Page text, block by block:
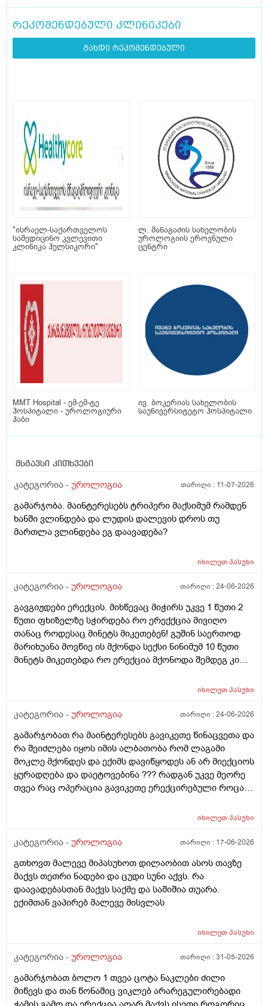
რეკომენდებული კლინიკები
გახდი რეკომენდებული
"ისრაელ-საქართველოს
სამედიცინო კვლევითი
კლინიკა ჰელსიკორი"
ლ. მანაგაძის სახელობის
უროლოგიის ეროვნული
ცენტრი
MMT Hospital - ემ-ემ-ტე
ჰოსპიტალი - უროლოგიური
ჰაბი
ივ. ბოკერიას სახელობის
საუნივერსიტეტო ჰოსპიტალი
მსგავსი კითხვები
კატეგორია - უროლოგია თარიღი : 11-07-2026
გამარჯობა. მაინტერესებს ტრიპერი მაქსიმუმ რამდენ
ხანში ვლინდება და ლუდის დალევის დროს თუ
მართლა ვლინდება ეგ დაავადება?
იხილეთპასუხი
კატეგორია - უროლოგია თარიღი :24-06-2026
გავგიჟდები ერექცის. მიხწევაც მიჭირს უკვე 1 წუთი 2
წუთი ფხიზელზე სჭირდება რო ერექქცია მივიღო
თანაც როდესაც მინეტს მიკეთებენ! გუშინ საერთოდ
მარიხუანა მოვწიე ის მქონდა სექსი ნინიმუმ 10 წუთი
მინეტს მიკეთებდა რო ერექცია მქონოდა შემდეგ კი
ერექცია მაგრამ გავგიჟდი დავისტრესე რავქნა
იხილეთპასუხი
კატეგორია - უროლოგია თარიღი :24-06-2026
გამარჯობათ რა მაინტერესებს გავიკეთე წინაცვეთა და
რა შეიძლება იყოს იმის ალბათობა რომ ლაგამი
მოკლე მქონდეს და ექიმს დავიწყოდეს ან არ მიექციოს
ყურადღება და დაეტოვებინა ??? რადგან უკვე მეორე
თვეა რაც ოპერაცია გავიკეთე ერექცირებული როცა
ასევე არაერექციულ დროსაც სადღაც ეგრე 1
ერექცირებულის დროს უბრალოდ მერე გარშემოც
იქაჩება ხოლმე და ცოტა დაჭიმვასაც ვგრძნობსავით
ლაგამის არეში
იხილეთპასუხი
კატეგორია - უროლოგია თარიღი : 17-06-2026
გთხოვთ მალევე მიპასუხოთ დილაობით ასოს თავზე
მაქვს თეთრი ნადები და ცუდი სუნი აქვს. რა
დაავადებასთან მაქვს საქმე და საშიშია თუარა.
ექიმთან ვაპირებ მალევე მისვლას
იხილეთპასუხი
კატეგორია - უროლოგია თარიღი :31-05-2026
გამარჯობათ ბოლო 1 თვეა ცოტა ნაკლები ძილი
მიწევს და თან წონაშიც ვიკლებ არარეგულირებადი